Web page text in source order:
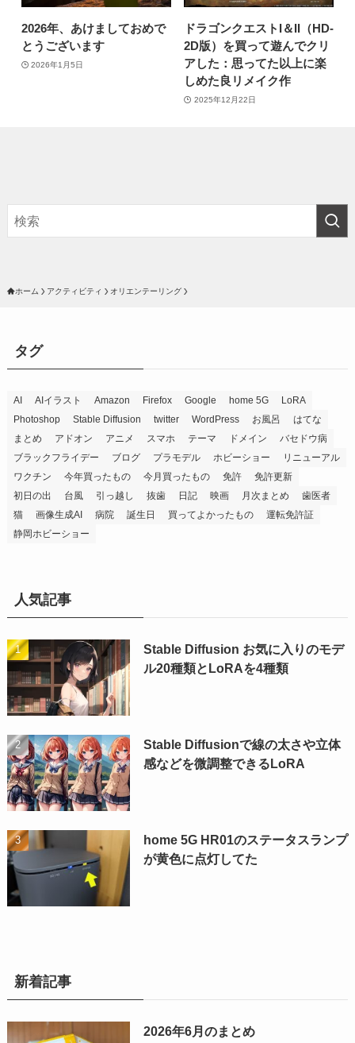
2026年、あけましておめで
とうございます
2026年1月5日
ドラゴンクエストI＆II（HD-
2D版）を買って遊んでクリ
アした：思ってた以上に楽
しめた良リメイク作
2025年12月22日
ホーム アクティビティ オリエンテーリング
タグ
AI AIイラスト Amazon Firefox Google home 5G
LoRA
Photoshop
Stable Diffusion twitter WordPress お風呂
はてな
まとめ
アドオン アニメ スマホ テーマ ドメイン
バセドウ病
ブラックフライデー
ブログ プラモデル ホビーショー
リニューアル
ワクチン
今年買ったもの 今月買ったもの 免許
免許更新
初日の出
台風 引っ越し 抜歯 日記 映画 月次まとめ
歯医者
猫
画像生成AI 病院 誕生日 買ってよかったもの
運転免許証
静岡ホビーショー
人気記事
Stable Diffusion お気に入りのモデ
ル20種類とLoRAを4種類
Stable Diffusionで線の太さや立体
感などを微調整できるLoRA
home 5G HR01のステータスランプ
が黄色に点灯してた
新着記事
2026年6月のまとめ